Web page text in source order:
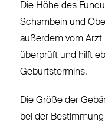
Die Höhe des
Schambein und
außerdem vom Arzt
überprüft und hilft
Geburtstermins.
Die Größe der
bei der